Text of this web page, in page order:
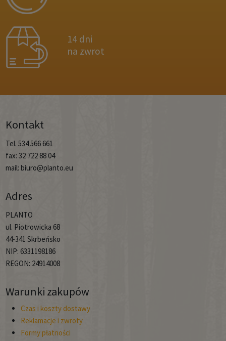
14 dni
na zwrot
Kontakt
Tel. 534 566 661
fax: 32 722 88 04
mail: biuro@planto.eu
Adres
PLANTO
ul. Piotrowicka 68
44-341 Skrbeńsko
NIP: 6331198186
REGON: 24914008
Warunki zakupów
Czas i koszty dostawy
Reklamacje i zwroty
Formy płatności